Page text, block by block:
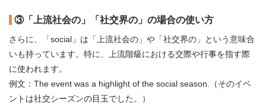
③「上流社会の」「社交界の」の場合の使い方
さらに、「social」は「上流社会の」や「社交界の」という意味合
いも持っています。特に、上流階級における交際や行事を指す際
に使われます。
例文：The event was a highlight of the social season.（そのイベ
ントは社交シーズンの目玉でした。）